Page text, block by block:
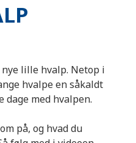
lille hvalp. Netop i
hvalpe en såkaldt
med hvalpen.
på, og hvad du